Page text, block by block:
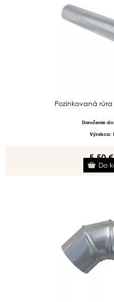
Pozinkovaná
Doručenie
Výrobca:
5.50